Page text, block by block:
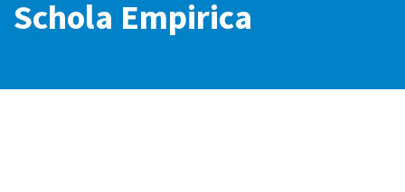
Vaše heslo
Přihlásit
Schola Empirica